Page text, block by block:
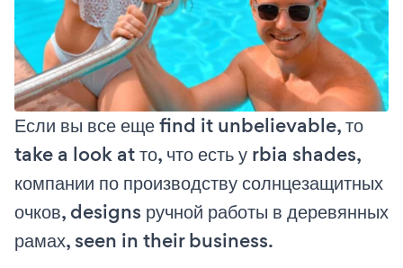
Если вы все еще find it unbelievable, то
take a look at то, что есть у rbia shades,
компании по производству солнцезащитных
очков, designs ручной работы в деревянных
рамах, seen in their business.